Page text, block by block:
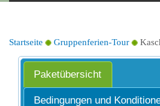
Startseite Gruppenferien-Tour
Paketübersicht
Bedingungen und